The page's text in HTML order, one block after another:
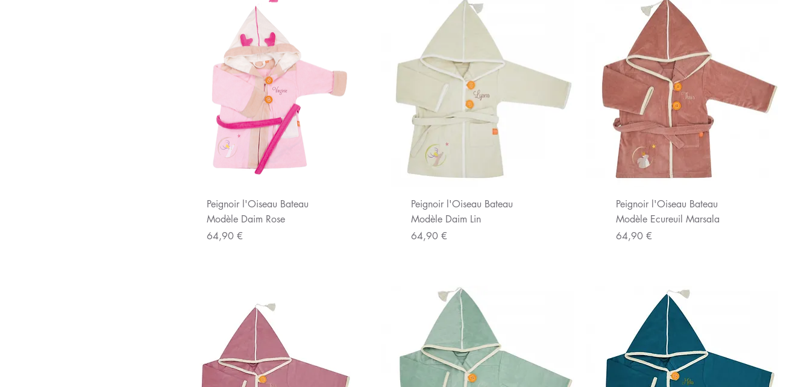
Aperçu rapide
Peignoir l'Oiseau Bateau
Modèle Daim Rose
Prix
64,90 €
Aperçu rapide
Peignoir l'Oiseau Bateau
Modèle Daim Lin
Prix
64,90 €
Aperçu rapide
Peignoir l'Oiseau Bateau
Modèle Ecureuil Marsala
Prix
64,90 €